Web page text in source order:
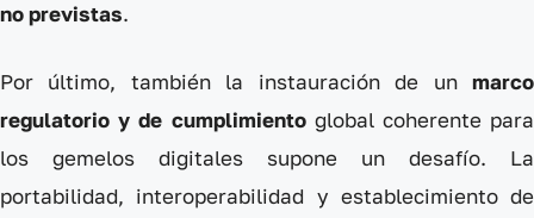
no previstas.
Por último, también la instauración de un marco
regulatorio y de cumplimientoglobal coherente para
los gemelos digitales supone un desafío. La
portabilidad, interoperabilidad y establecimiento de